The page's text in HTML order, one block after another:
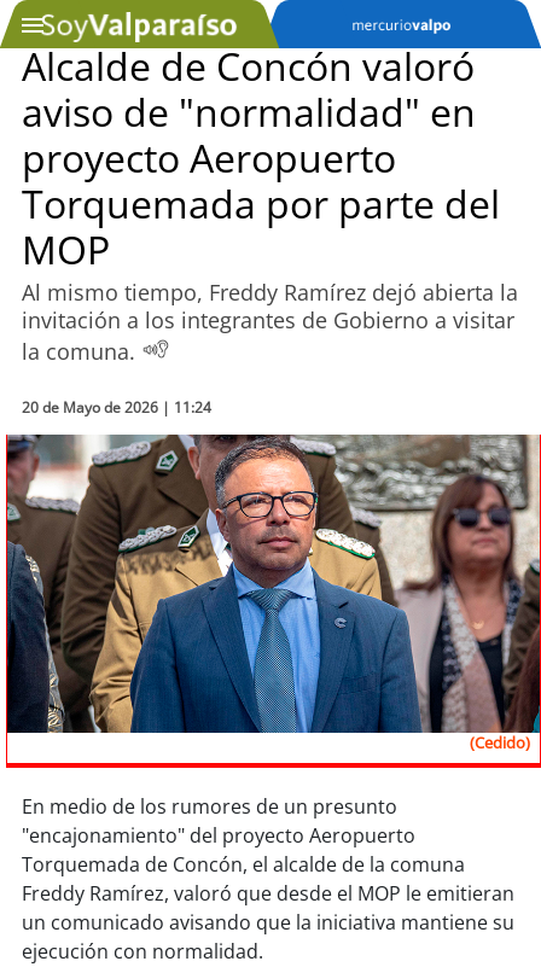
Podcast
Actualidad
Entretención
Deportes
Tecnología
Sostenibilidad
soychile
soyarica
soyiquique
soycalama
soyantofagasta
soy copiapó
Alcalde de Concón valoró
aviso de "normalidad" en
proyecto Aeropuerto
Torquemada por parte del
MOP
Al mismo tiempo, Freddy Ramírez dejó abierta la
invitación a los integrantes de Gobierno a visitar
la comuna.
20 de Mayo de 2026 | 11:24
(Cedido)
En medio de los rumores de un presunto
"encajonamiento" del proyecto Aeropuerto
Torquemada de Concón, el alcalde de la comuna
Freddy Ramírez, valoró que desde el MOP le emitieran
un comunicado avisando que la iniciativa mantiene su
ejecución con normalidad.